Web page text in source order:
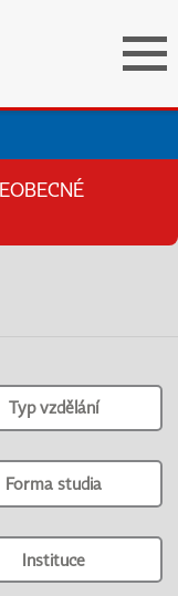
Typ vzdělání
Forma studia
Instituce